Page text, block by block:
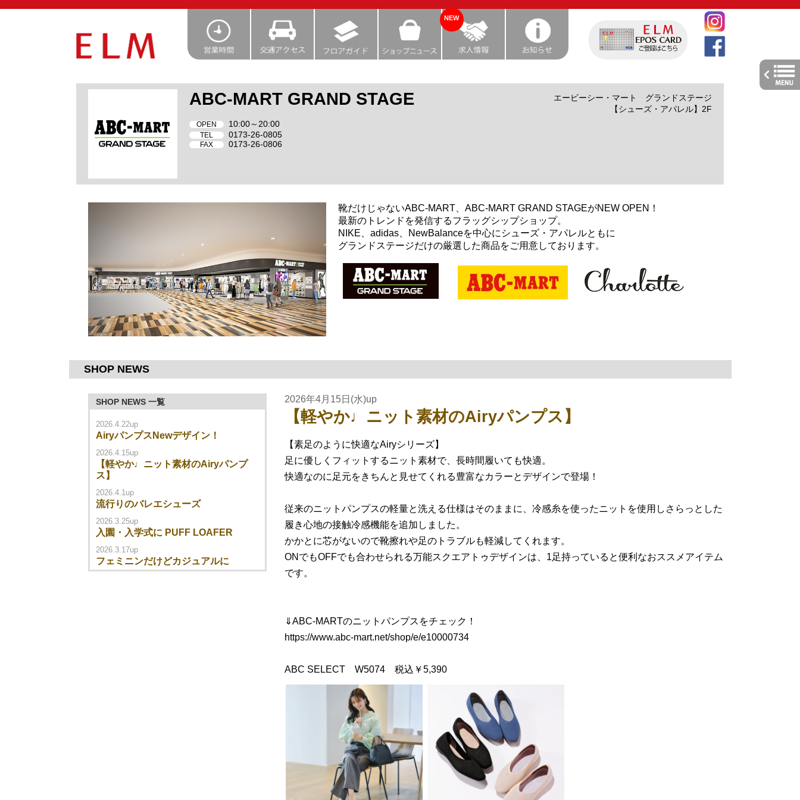
toggle
NEW
ABC-MART GRAND STAGE
エービーシー・マート グランドステージ
【シューズ・アパレル】2F
OPEN 10:00～20:00
TEL 0173-26-0805
FAX 0173-26-0806
靴だけじゃないABC-MART、ABC-MART GRAND STAGEがNEW OPEN！
最新のトレンドを発信するフラッグシップショップ。
NIKE、adidas、NewBalanceを中心にシューズ・アパレルともに
グランドステージだけの厳選した商品をご用意しております。
SHOP NEWS
SHOP NEWS 一覧
2026.4.22up
AiryパンプスNewデザイン！
2026.4.15up
【軽やか♩ニット素材のAiryパンプ
ス】
2026.4.1up
流行りのバレエシューズ‍
2026.3.25up
入園・入学式に PUFF LOAFER
2026.3.17up
フェミニンだけどカジュアルに
2026年4月15日(水)up
【軽やか♩ニット素材のAiryパンプス】
【素足のように快適なAiryシリーズ】
足に優しくフィットするニット素材で、長時間履いても快適。
快適なのに足元をきちんと見せてくれる豊富なカラーとデザインで登場！
従来のニットパンプスの軽量と洗える仕様はそのままに、冷感糸を使ったニットを使用しさらっとした
履き心地の接触冷感機能を追加しました。
かかとに芯がないので靴擦れや足のトラブルも軽減してくれます。
ONでもOFFでも合わせられる万能スクエアトゥデザインは、1足持っていると便利なおススメアイテム
です。
⇓ABC-MARTのニットパンプスをチェック！
https://www.abc-mart.net/shop/e/e10000734
ABC SELECT W5074 税込￥5,390